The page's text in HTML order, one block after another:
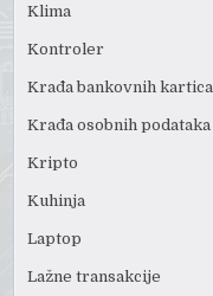
Klima
Kontroler
Krađa bankovnih kartica
Krađa osobnih podataka
Kripto
Kuhinja
Laptop
Lažne transakcije